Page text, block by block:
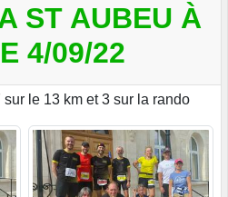
ST AUBEU À
4/09/22
le 13 km et 3 sur la rando